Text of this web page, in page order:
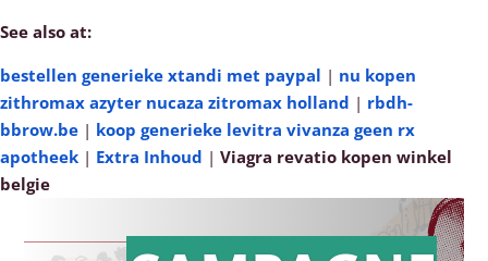
See also at:
bestellen generieke xtandi met paypal | nu kopen
zithromax azyter nucaza zitromax holland | rbdh-
bbrow.be | koop generieke levitra vivanza geen rx
apotheek | Extra Inhoud | Viagra revatio kopen winkel
belgie